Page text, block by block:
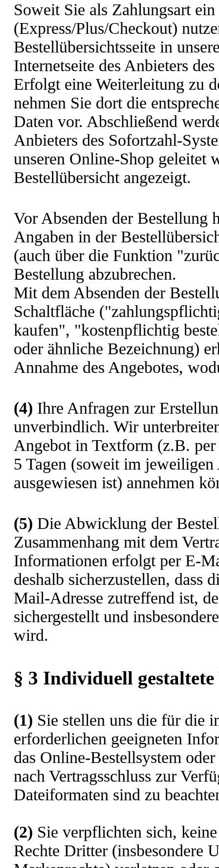
Soweit Sie als Zahlungsart
(Express/Plus/Checkout)
Bestellübersichtsseite in
Internetseite des Anbieters
Erfolgt eine Weiterleitung zu
nehmen Sie dort die
Daten vor. Abschließend
Anbieters des Sofortzahl-
unseren Online-Shop geleitet
Bestellübersicht angezeigt.
Vor Absenden der Bestellung
Angaben in der
(auch über die Funktion
Bestellung abzubrechen.
Mit dem Absenden der
Schaltfläche
kaufen", "kostenpflichtig
oder ähnliche Bezeichnung)
Annahme des Angebotes,
(4) Ihre Anfragen zur
unverbindlich. Wir
Angebot in Textform (z.B.
5 Tagen (soweit im
ausgewiesen ist) annehmen
(5) Die Abwicklung der
Zusammenhang mit dem
Informationen erfolgt per E-
deshalb sicherzustellen, dass
Mail-Adresse zutreffend ist,
sichergestellt und
wird.
§ 3 Individuell gestaltete
(1) Sie stellen uns die für die
erforderlichen geeigneten
das Online-Bestellsystem
nach Vertragsschluss zur
Dateiformaten sind zu
(2) Sie verpflichten sich,
Rechte Dritter (insbesondere